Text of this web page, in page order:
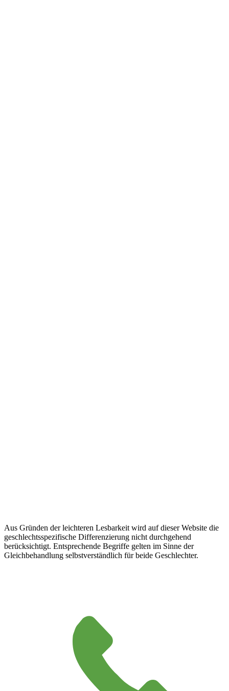
Aus Gründen der leichteren Lesbarkeit wird auf dieser Website die
geschlechtsspezifische Differenzierung nicht durchgehend
berücksichtigt. Entsprechende Begriffe gelten im Sinne der
Gleichbehandlung selbstverständlich für beide Geschlechter.